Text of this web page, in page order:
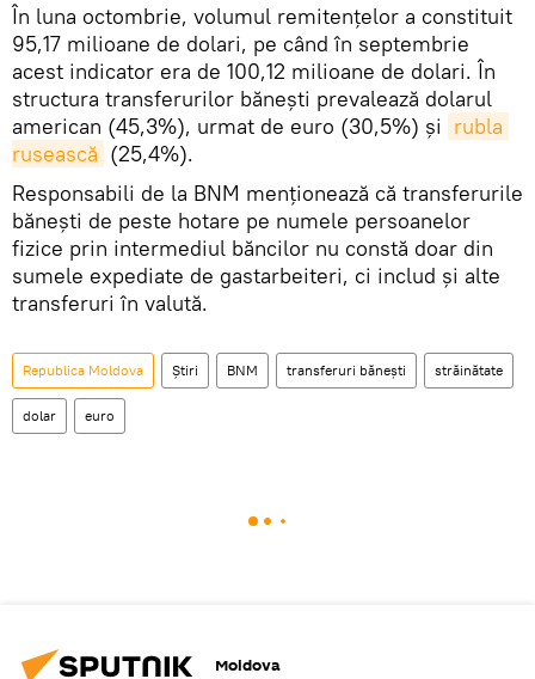
În luna octombrie, volumul remitențelor a constituit
95,17 milioane de dolari, pe când în septembrie
acest indicator era de 100,12 milioane de dolari. În
structura transferurilor bănești prevalează dolarul
american (45,3%), urmat de euro (30,5%) și rubla
rusească (25,4%).
Responsabili de la BNM menționează că transferurile
bănești de peste hotare pe numele persoanelor
fizice prin intermediul băncilor nu constă doar din
sumele expediate de gastarbeiteri, ci includ și alte
transferuri în valută.
Republica Moldova Știri BNM transferuri bănești străinătate
dolar euro
Moldova